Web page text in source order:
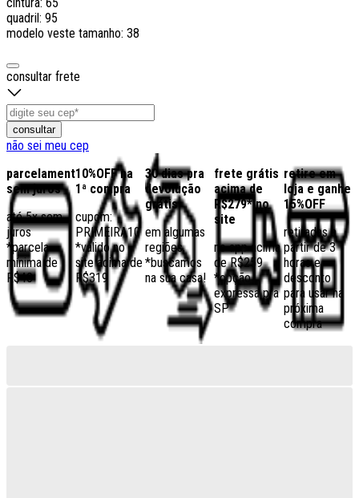
quadril: 95
modelo veste tamanho: 38
consultar frete
consultar
não sei meu cep
parcelamento
sem juros
até 5x sem
juros
*parcela
mínima de
R$40
10%OFF na
1ª compra
cupom:
PRIMEIRA10
*válido no
site acima de
R$319
30 dias pra
devolução
grátis
em algumas
regiões,
*buscamos
na sua casa!
frete grátis
acima de
R$279* no
site
no app acima
de R$259
*opção
expressa pra
SP
retire em
loja e ganhe
15%OFF
retiradas a
partir de 3
horas e
desconto
para usar na
próxima
compra